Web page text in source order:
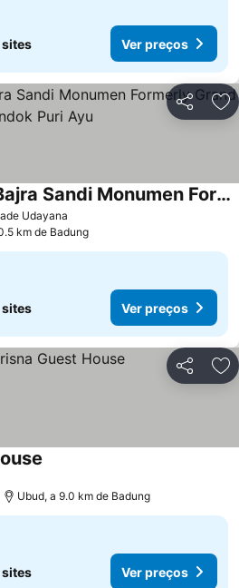
sites Ver preços
Partilhar
Udayana
Collection O Near Bajra Sandi Monumen Formerly Grand Pondok Puri Ayu
km de Badung
sites Ver preços
Partilhar
Ubud, a 9.0 km de Badung
sites Ver preços